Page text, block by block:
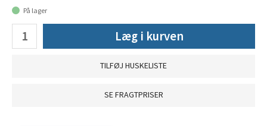
På lager
Læg i kurven
TILFØJ HUSKELISTE
SE FRAGTPRISER